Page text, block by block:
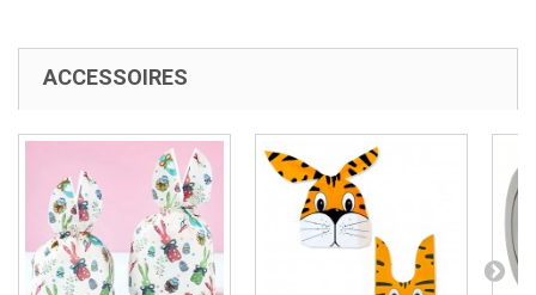
ACCESSOIRES